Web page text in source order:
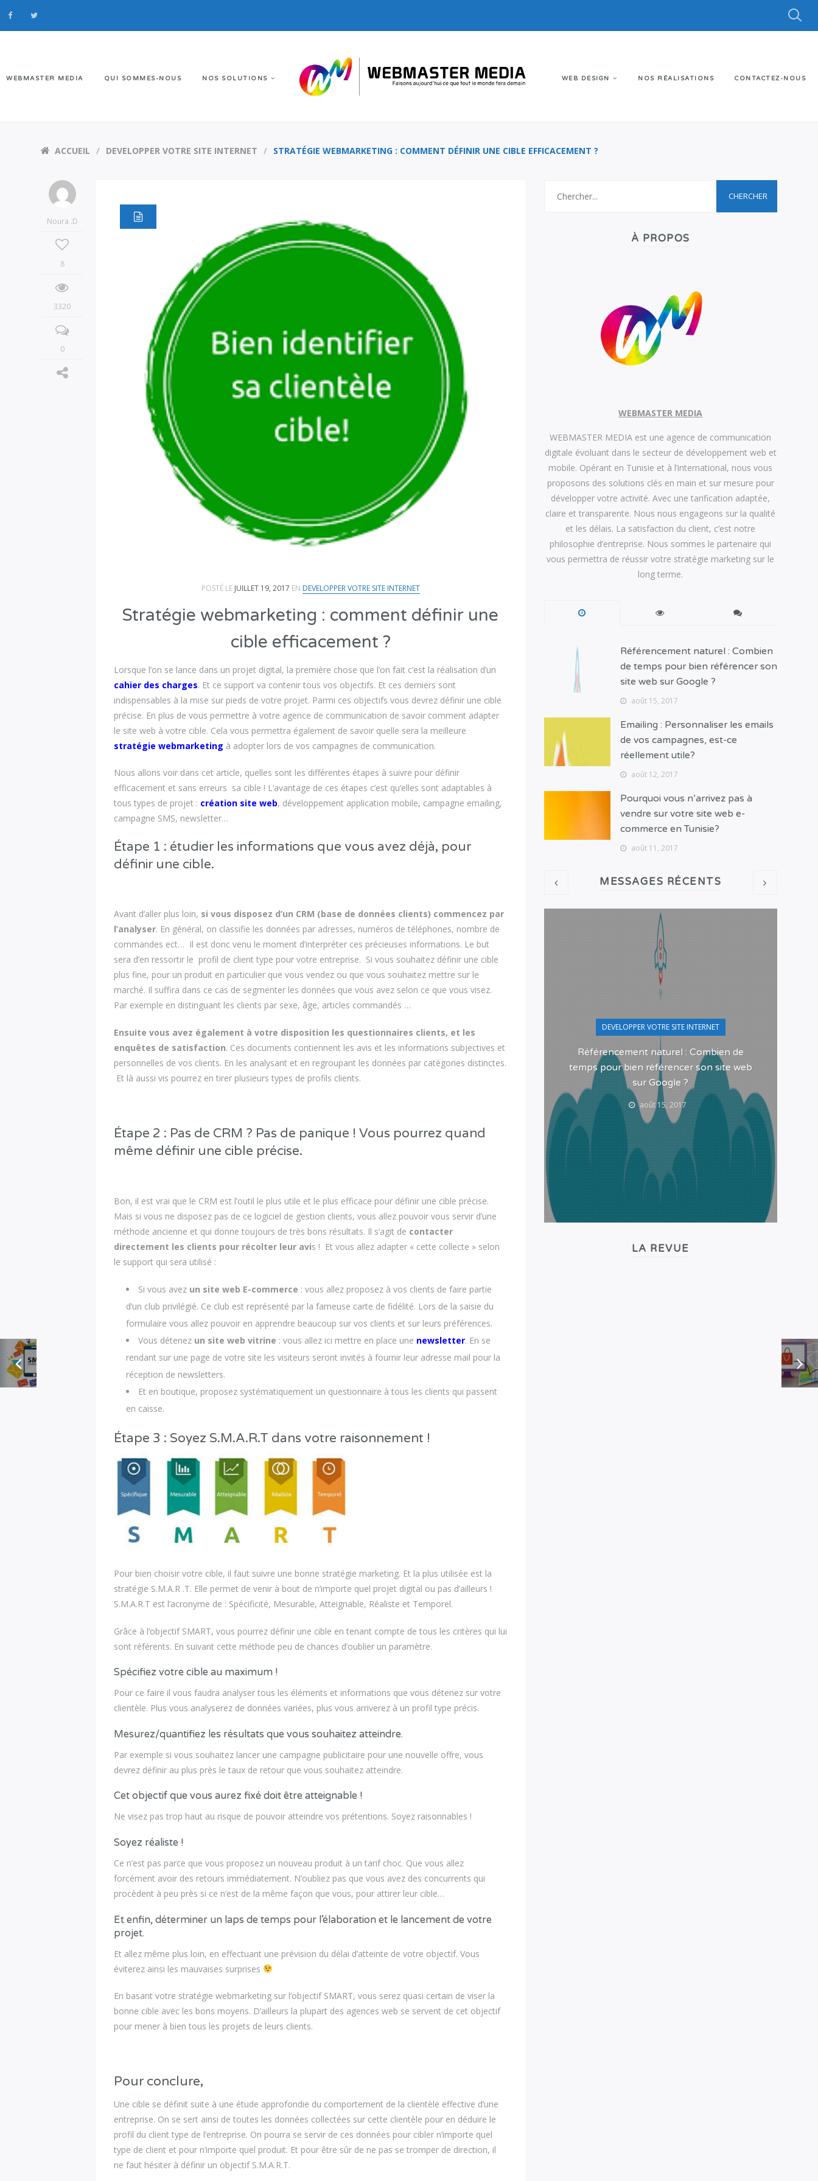
WEBMASTER MEDIA QUI SOMMES-NOUS NOS SOLUTIONS WEB DESIGN NOS RÉALISATIONS CONTACTEZ-NOUS
ACCUEIL DEVELOPPER VOTRE SITE INTERNET STRATÉGIE WEBMARKETING : COMMENT DÉFINIR UNE CIBLE EFFICACEMENT ?
Noura .D
8
3320
0
POSTÉ LE JUILLET 19, 2017 EN DEVELOPPER VOTRE SITE INTERNET
Stratégie webmarketing : comment définir une
cible efficacement ?
Lorsque l’on se lance dans un projet digital, la première chose que l’on fait c’est la réalisation d’un
cahier des charges. Et ce support va contenir tous vos objectifs. Et ces derniers sont
indispensables à la mise sur pieds de votre projet. Parmi ces objectifs vous devrez définir une cible
précise. En plus de vous permettre à votre agence de communication de savoir comment adapter
le site web à votre cible. Cela vous permettra également de savoir quelle sera la meilleure
stratégie webmarketing à adopter lors de vos campagnes de communication.
Nous allons voir dans cet article, quelles sont les différentes étapes à suivre pour définir
efficacement et sans erreurs sa cible ! L’avantage de ces étapes c’est qu’elles sont adaptables à
tous types de projet : création site web, développement application mobile, campagne emailing,
campagne SMS, newsletter…
Étape 1 : étudier les informations que vous avez déjà, pour
définir une cible.
Avant d’aller plus loin, si vous disposez d’un CRM (base de données clients) commencez par
l’analyser. En général, on classifie les données par adresses, numéros de téléphones, nombre de
commandes ect… Il est donc venu le moment d’interpréter ces précieuses informations. Le but
sera d’en ressortir le profil de client type pour votre entreprise. Si vous souhaitez définir une cible
plus fine, pour un produit en particulier que vous vendez ou que vous souhaitez mettre sur le
marché. Il suffira dans ce cas de segmenter les données que vous avez selon ce que vous visez.
Par exemple en distinguant les clients par sexe, âge, articles commandés …
Ensuite vous avez également à votre disposition les questionnaires clients, et les
enquêtes de satisfaction. Ces documents contiennent les avis et les informations subjectives et
personnelles de vos clients. En les analysant et en regroupant les données par catégories distinctes.
Et là aussi vis pourrez en tirer plusieurs types de profils clients.
Étape 2 : Pas de CRM ? Pas de panique ! Vous pourrez quand
même définir une cible précise.
Bon, il est vrai que le CRM est l’outil le plus utile et le plus efficace pour définir une cible précise.
Mais si vous ne disposez pas de ce logiciel de gestion clients, vous allez pouvoir vous servir d’une
méthode ancienne et qui donne toujours de très bons résultats. Il s’agit de contacter
directement les clients pour récolter leur avis ! Et vous allez adapter « cette collecte » selon
le support qui sera utilisé :
Si vous avez un site web E-commerce : vous allez proposez à vos clients de faire partie
d’un club privilégié. Ce club est représenté par la fameuse carte de fidélité. Lors de la saisie du
formulaire vous allez pouvoir en apprendre beaucoup sur vos clients et sur leurs préférences.
Vous détenez un site web vitrine : vous allez ici mettre en place une newsletter. En se
rendant sur une page de votre site les visiteurs seront invités à fournir leur adresse mail pour la
réception de newsletters.
Et en boutique, proposez systématiquement un questionnaire à tous les clients qui passent
en caisse.
Étape 3 : Soyez S.M.A.R.T dans votre raisonnement !
Pour bien choisir votre cible, il faut suivre une bonne stratégie marketing. Et la plus utilisée est la
stratégie S.M.A.R .T. Elle permet de venir à bout de n’importe quel projet digital ou pas d’ailleurs !
S.M.A.R.T est l’acronyme de : Spécificité, Mesurable, Atteignable, Réaliste et Temporel.
Grâce à l’objectif SMART, vous pourrez définir une cible en tenant compte de tous les critères qui lui
sont référents. En suivant cette méthode peu de chances d’oublier un paramètre.
Spécifiez votre cible au maximum !
Pour ce faire il vous faudra analyser tous les éléments et informations que vous détenez sur votre
clientèle. Plus vous analyserez de données variées, plus vous arriverez à un profil type précis.
Mesurez/quantifiez les résultats que vous souhaitez atteindre.
Par exemple si vous souhaitez lancer une campagne publicitaire pour une nouvelle offre, vous
devrez définir au plus près le taux de retour que vous souhaitez atteindre.
Cet objectif que vous aurez fixé doit être atteignable !
Ne visez pas trop haut au risque de pouvoir atteindre vos prétentions. Soyez raisonnables !
Soyez réaliste !
Ce n’est pas parce que vous proposez un nouveau produit à un tarif choc. Que vous allez
forcément avoir des retours immédiatement. N’oubliez pas que vous avez des concurrents qui
procèdent à peu près si ce n’est de la même façon que vous, pour attirer leur cible…
Et enfin, déterminer un laps de temps pour l’élaboration et le lancement de votre
projet.
Et allez même plus loin, en effectuant une prévision du délai d’atteinte de votre objectif. Vous
éviterez ainsi les mauvaises surprises
En basant votre stratégie webmarketing sur l’objectif SMART, vous serez quasi certain de viser la
bonne cible avec les bons moyens. D’ailleurs la plupart des agences web se servent de cet objectif
pour mener à bien tous les projets de leurs clients.
Pour conclure,
Une cible se définit suite à une étude approfondie du comportement de la clientèle effective d’une
entreprise. On se sert ainsi de toutes les données collectées sur cette clientèle pour en déduire le
profil du client type de l’entreprise. On pourra se servir de ces données pour cibler n’importe quel
type de client et pour n’importe quel produit. Et pour être sûr de ne pas se tromper de direction, il
ne faut hésiter à définir un objectif S.M.A.R.T.
À PROPOS
WEBMASTER MEDIA
WEBMASTER MEDIA est une agence de communication
digitale évoluant dans le secteur de développement web et
mobile. Opérant en Tunisie et à l’international, nous vous
proposons des solutions clés en main et sur mesure pour
développer votre activité. Avec une tarification adaptée,
claire et transparente. Nous nous engageons sur la qualité
et les délais. La satisfaction du client, c’est notre
philosophie d’entreprise. Nous sommes le partenaire qui
vous permettra de réussir votre stratégie marketing sur le
long terme.
Référencement naturel : Combien
de temps pour bien référencer son
site web sur Google ?
août 15, 2017
Emailing : Personnaliser les emails
de vos campagnes, est-ce
réellement utile?
août 12, 2017
Pourquoi vous n’arrivez pas à
vendre sur votre site web e-
commerce en Tunisie?
août 11, 2017
MESSAGES RÉCENTS
DEVELOPPER VOTRE SITE INTERNET
Référencement naturel : Combien de
temps pour bien référencer son site web
sur Google ?
août 15, 2017
LA REVUE